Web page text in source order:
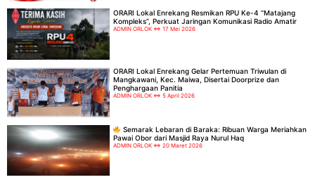
ORARI Lokal Enrekang Resmikan RPU Ke-4 “Matajang
Kompleks”, Perkuat Jaringan Komunikasi Radio Amatir
ADMIN ORLOK 17 Mei 2026
ORARI Lokal Enrekang Gelar Pertemuan Triwulan di
Mangkawani, Kec. Maiwa, Disertai Doorprize dan
Penghargaan Panitia
ADMIN ORLOK 5 April 2026
Semarak Lebaran di Baraka: Ribuan Warga Meriahkan
Pawai Obor dari Masjid Raya Nurul Haq
ADMIN ORLOK 20 Maret 2026